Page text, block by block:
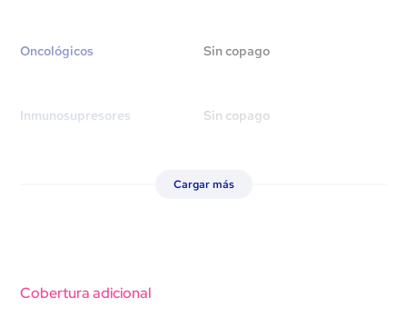
Oncológicos Sin copago
Inmunosupresores Sin copago
Cargar más
Cobertura adicional